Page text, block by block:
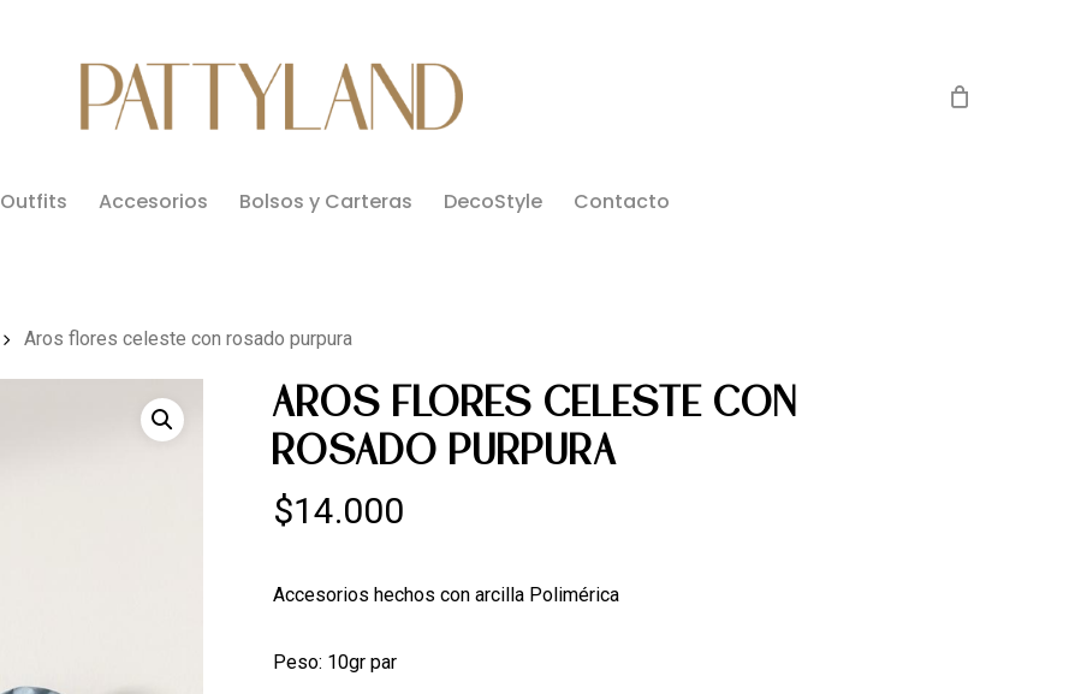
Outfits Accesorios Bolsos y Carteras DecoStyle Contacto
Aros flores celeste con rosado purpura
AROS FLORES CELESTE CON
ROSADO PURPURA
$14.000
Accesorios hechos con arcilla Polimérica
Peso: 10gr par